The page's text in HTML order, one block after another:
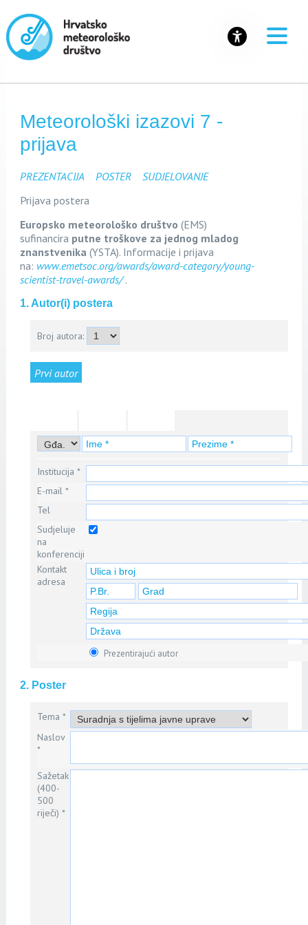
Meteorološki izazovi 7 -
prijava
PREZENTACIJA POSTER
SUDJELOVANJE
Prijava postera
Europsko meteorološko društvo (EMS)
sufinancira putne troškove za jednog mladog
znanstvenika (YSTA). Informacije i prijava
na: www.emetsoc.org/awards/award-category/young-
scientist-travel-awards/.
1. Autor(i) postera
Broj autora:
Prvi autor
Institucija *
E-mail *
Tel
Sudjeluje
na
konferenciji
Kontakt
adresa
Prezentirajući autor
2. Poster
Tema *
Naslov
*
Sažetak
(400-
500
riječi) *